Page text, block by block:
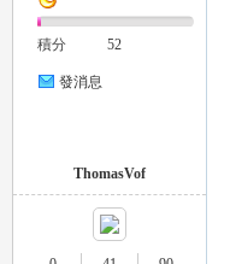
積分 52
發消息
ThomasVof